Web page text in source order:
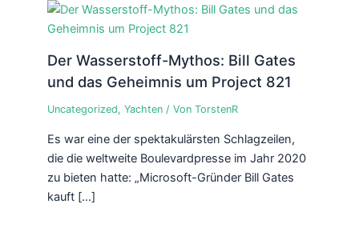
Der Wasserstoff-Mythos: Bill Gates
und das Geheimnis um Project 821
Uncategorized, Yachten/ Von TorstenR
Es war eine der spektakulärsten Schlagzeilen,
die die weltweite Boulevardpresse im Jahr 2020
zu bieten hatte: „Microsoft-Gründer Bill Gates
kauft […]